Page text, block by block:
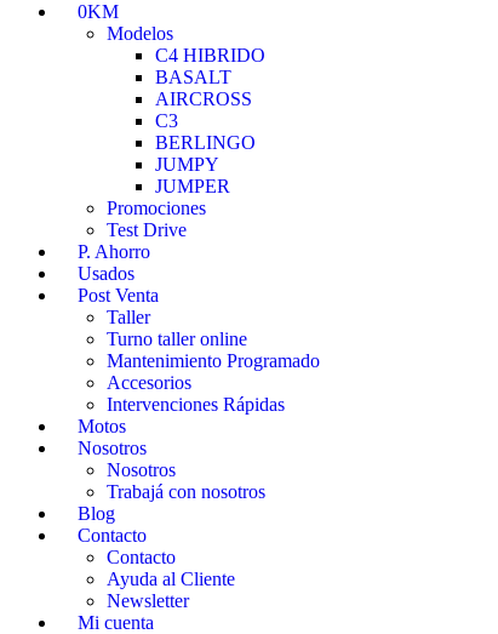
0KM
Modelos
C4 HIBRIDO
BASALT
AIRCROSS
C3
BERLINGO
JUMPY
JUMPER
Promociones
Test Drive
P. Ahorro
Usados
Post Venta
Taller
Turno taller online
Mantenimiento Programado
Accesorios
Intervenciones Rápidas
Motos
Nosotros
Nosotros
Trabajá con nosotros
Blog
Contacto
Contacto
Ayuda al Cliente
Newsletter
Mi cuenta